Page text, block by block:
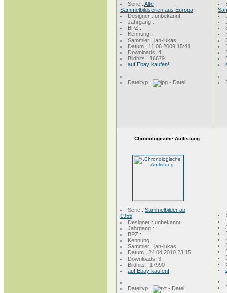
Serie : Alte
Sammelbildserien aus Europa
Designer : unbekannt
Jahrgang :
BPZ :
Kennung :
Sammler : jan-lukas
Datum : 11.06.2009 15:41
Downloads: 4
Bildhits : 16679
auf Ebay kaufen!
Dateityp :
.Chronologische Auflistung
Serie : Sammelbilder ab
1955
Designer : unbekannt
Jahrgang :
BPZ :
Kennung :
Sammler : jan-lukas
Datum : 24.04.2010 23:15
Downloads: 3
Bildhits : 17990
auf Ebay kaufen!
Dateityp :